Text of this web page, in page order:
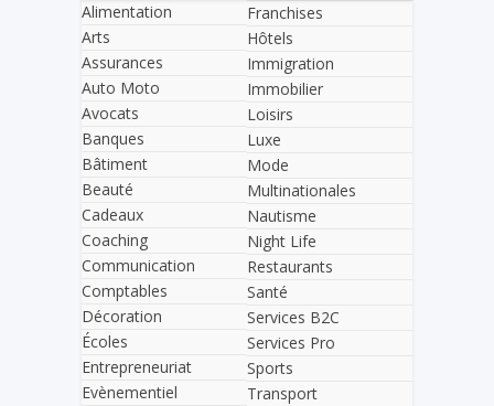
Alimentation
Arts
Assurances
Auto Moto
Avocats
Banques
Bâtiment
Beauté
Cadeaux
Coaching
Communication
Comptables
Décoration
Écoles
Entrepreneuriat
Evènementiel
Franchises
Hôtels
Immigration
Immobilier
Loisirs
Luxe
Mode
Multinationales
Nautisme
Night Life
Restaurants
Santé
Services B2C
Services Pro
Sports
Transport